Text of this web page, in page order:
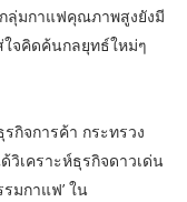
ลุ่มกาแฟคุณภาพสูงยังมี
จคิดค้นกลยุทธ์ใหม่ๆ
กิจการค้า กระทรวง
เคราะห์ธุรกิจดาวเด่น
มกาแฟ’ ใน